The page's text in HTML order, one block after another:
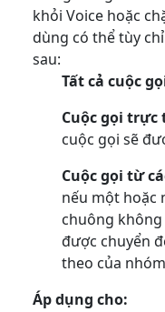
khỏi Voice hoặc
dùng có thể tùy
sau:
Tất cả cuộc
Cuộc gọi trực
cuộc gọi sẽ
Cuộc gọi từ
nếu một hoặc
chuông không
được chuyển
theo của
Áp dụng cho: